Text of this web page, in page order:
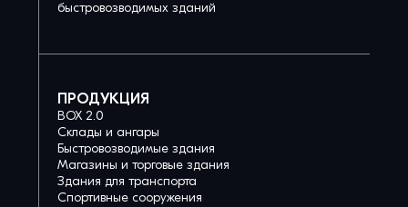
быстровозводимых зданий
ПРОДУКЦИЯ
BOX 2.0
Склады и ангары
Быстровозводимые здания
Магазины и торговые здания
Здания для транспорта
Спортивные сооружения